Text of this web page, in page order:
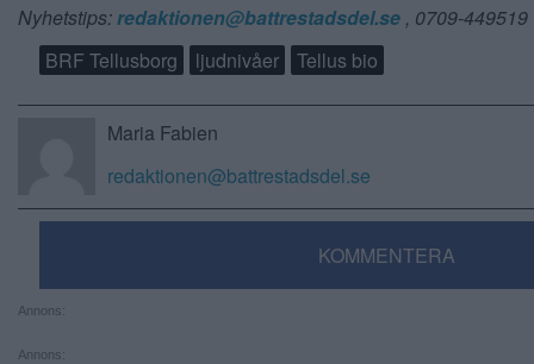
Nyhetstips:redaktionen@battrestadsdel.se , 0709-449519
BRF Tellusborg
ljudnivåer Tellus bio
Maria Fabien
redaktionen@battrestadsdel.se
KOMMENTERA
Annons:
Annons: